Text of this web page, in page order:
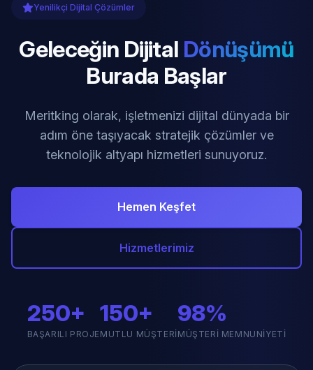
Yenilikçi Dijital Çözümler
Geleceğin Dijital Dönüşümü
Burada Başlar
Meritking olarak, işletmenizi dijital dünyada bir
adım öne taşıyacak stratejik çözümler ve
teknolojik altyapı hizmetleri sunuyoruz.
Hemen Keşfet
Hizmetlerimiz
250+
BAŞARILI PROJE
150+
MUTLU MÜŞTERI
98%
MÜŞTERI MEMNUNIYETI